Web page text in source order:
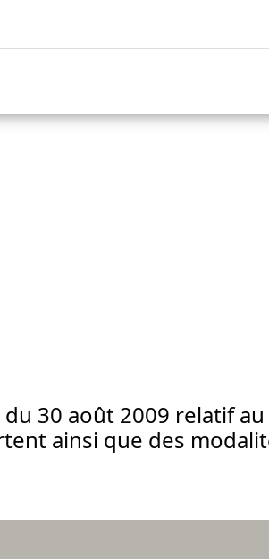
30 août 2009 relatif
ainsi que des